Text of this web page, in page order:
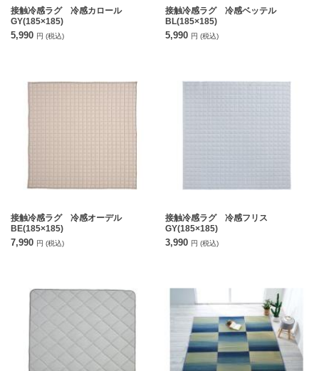
接触冷感ラグ 冷感カロール
GY(185×185)
5,990 円 (税込)
接触冷感ラグ 冷感ベッテル
BL(185×185)
5,990 円 (税込)
接触冷感ラグ 冷感オーデル
BE(185×185)
7,990 円 (税込)
接触冷感ラグ 冷感フリス
GY(185×185)
3,990 円 (税込)